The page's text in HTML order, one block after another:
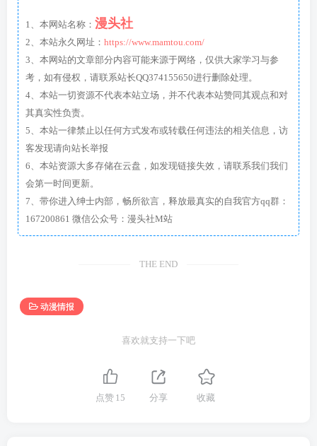
1、本网站名称： 漫头社
2、本站永久网址： https://www.mamtou.com/
3、本网站的文章部分内容可能来源于网络，仅供大家学习与参
考，如有侵权，请联系站长QQ374155650进行删除处理。
4、本站一切资源不代表本站立场，并不代表本站赞同其观点和对
其真实性负责。
5、本站一律禁止以任何方式发布或转载任何违法的相关信息，访
客发现请向站长举报
6、本站资源大多存储在云盘，如发现链接失效，请联系我们我们
会第一时间更新。
7、带你进入绅士内部，畅所欲言，释放最真实的自我官方qq群：
167200861 微信公众号：漫头社M站
THE END
动漫情报
喜欢就支持一下吧
点赞 15 分享 收藏